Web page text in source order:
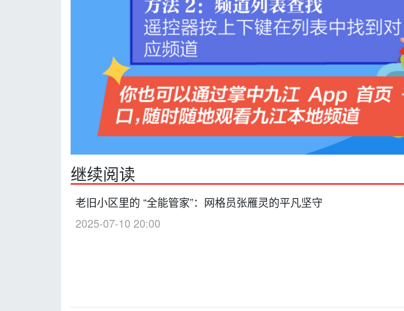
继续阅读
老旧小区里的 “全能管家”：网格员张雁灵的平凡坚守
2025-07-10 20:00